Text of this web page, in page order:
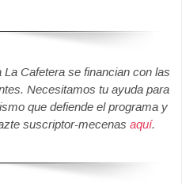
Cafetera se financian con las
Necesitamos tu ayuda para
que defiende el programa y
suscriptor-mecenas aquí.